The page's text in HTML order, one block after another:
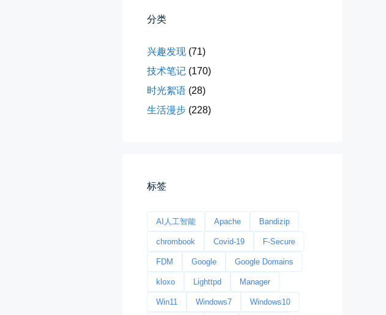
影子是我的情人
我的影子是我的情人，心是仇敌—...
分类
兴趣发现 (71)
技术笔记 (170)
时光絮语 (28)
生活漫步 (228)
标签
AI人工智能 Apache Bandizip
chrombook Covid-19 F-Secure
FDM Google Google Domains
kloxo Lighttpd Manager
Win11 Windows7 Windows10